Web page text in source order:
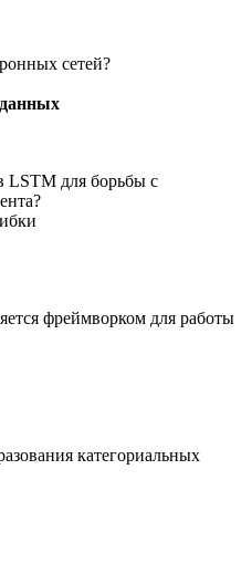
сетей?
LSTM для борьбы с
фреймворком для работы
категориальных